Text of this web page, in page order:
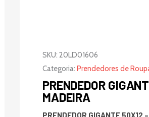
SKU: 20LD01606
Categoria: Prendedores de
PRENDEDOR
MADEIRA
PRENDEDOR GIGANTE 50X12